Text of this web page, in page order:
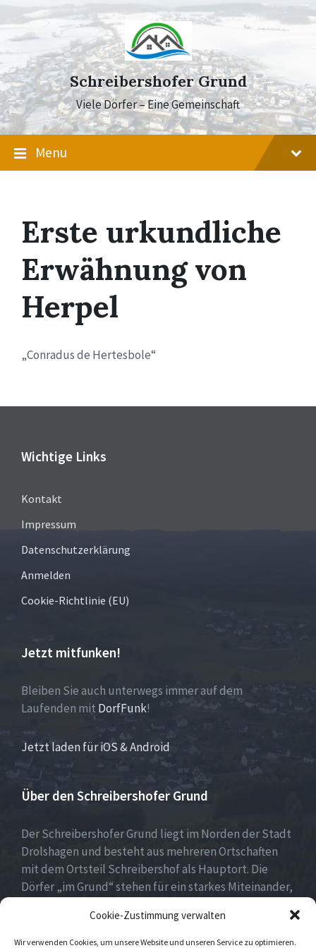
Cookie-Zustimmung verwalten
Wir verwenden Cookies, um unsere Website und unseren Service zu optimieren.
content
main
navigation
footer
Schreibershofer Grund
Viele Dörfer – Eine Gemeinschaft
Menu
Erste urkundliche
Erwähnung von
Herpel
„Conradus de Hertesbole“
Wichtige Links
Kontakt
Impressum
Datenschutzerklärung
Anmelden
Cookie-Richtlinie (EU)
Jetzt mitfunken!
Bleiben Sie auch unterwegs immer auf dem
Laufenden mit DorfFunk!
Jetzt laden für iOS & Android
Über den Schreibershofer Grund
Der Schreibershofer Grund liegt im Norden der Stadt
Drolshagen und besteht aus mehreren Ortschaften
mit dem Ortsteil Schreibershof als Hauptort. Die
Dörfer „im Grund“ stehen für ein starkes Miteinander,
liebenswerte Heimat.